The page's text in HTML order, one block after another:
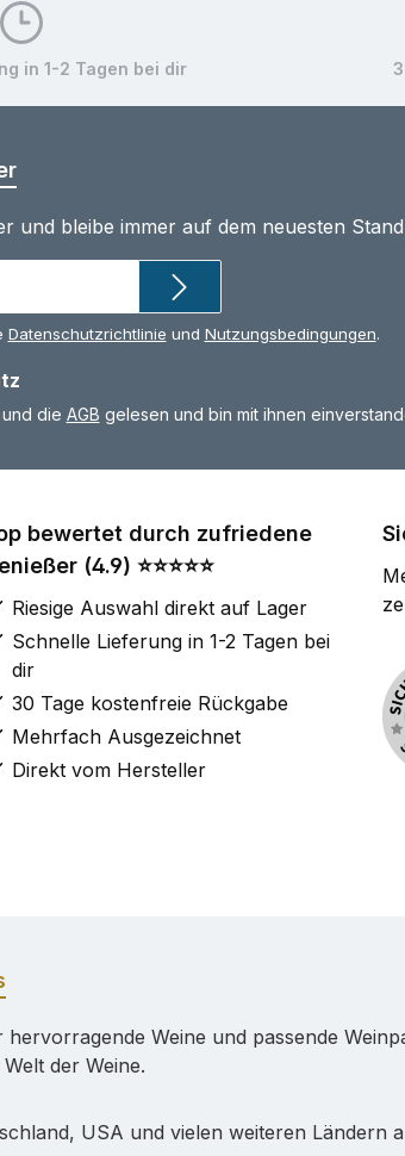
in 1-2 Tagen bei dir
bleibe immer auf dem neuesten
Datenschutzrichtlinie und Nutzungsbedingungen.
die AGB gelesen und bin mit ihnen
bewertet durch zufriedene
(4.9) ⭐⭐⭐⭐⭐
Riesige Auswahl direkt auf Lager
Schnelle Lieferung in 1-2 Tagen bei
dir
30 Tage kostenfreie Rückgabe
Mehrfach Ausgezeichnet
Direkt vom Hersteller
Weine und passende
der Weine.
USA und vielen weiteren Ländern